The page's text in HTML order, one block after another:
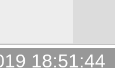
18:51:44